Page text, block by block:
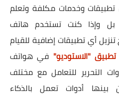
تطبيقات وخدمات مكلفة وتعلم
بل وإذا كنت تستخدم هاتف
أي تطبيقات إضافية للقيام
تطبيق "الاستوديو" في هواتف
التحرير للتعامل مع مختلف
أدوات تعمل بالذكاء